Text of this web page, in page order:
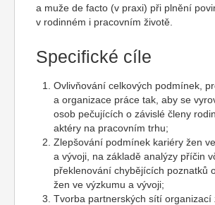
a muže de facto (v praxi) při plnění
v rodinném i pracovním životě.
Specifické cíle
Ovlivňování celkových podmínek,
a organizace práce tak, aby se
osob pečujících o závislé členy
aktéry na pracovním trhu;
Zlepšování podmínek kariéry žen
a vývoji, na základě analýzy příčin
překlenování chybějících poznatků
žen ve výzkumu a vývoji;
Tvorba partnerských sítí organizací